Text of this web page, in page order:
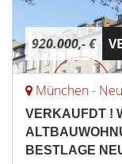
920.000,- €
München -
VERKAUFDT !
BESTLAGE